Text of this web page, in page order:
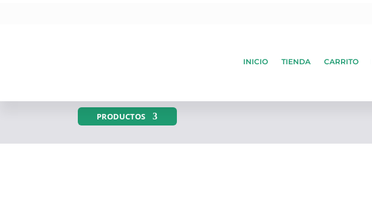
INICIO TIENDA CARRITO
PRODUCTOS